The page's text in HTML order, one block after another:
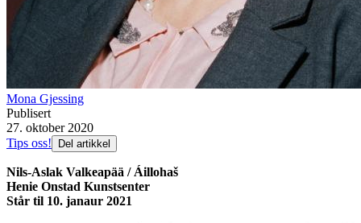
Mona Gjessing
Publisert
27. oktober 2020
Tips oss!
Del artikkel
Nils-Aslak Valkeapää / Áillohaš
Henie Onstad Kunstsenter
Står til 10. janaur 2021